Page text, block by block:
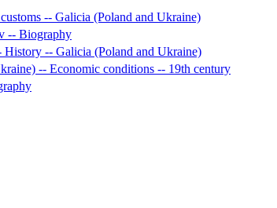
-- Galicia (Poland and Ukraine)
-- Biography
History -- Galicia (Poland and Ukraine)
-- Economic conditions -- 19th century